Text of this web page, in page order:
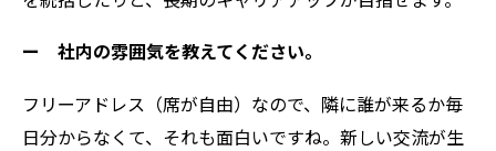
ー 社内の雰囲気を教えてください。
フリーアドレス（席が自由）なので、隣に誰が来るか毎
日分からなくて、それも面白いですね。新しい交流が生